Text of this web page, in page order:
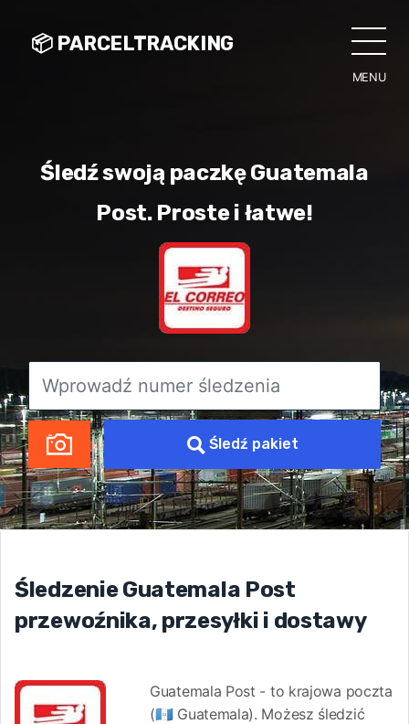
MENU
📦 PARCELTRACKING
Śledź swoją paczkę Guatemala
Post. Proste i łatwe!
Śledź pakiet
Śledzenie Guatemala Post
przewoźnika, przesyłki i dostawy
Guatemala Post - to krajowa poczta
(🇬🇹 Guatemala). Możesz śledzić